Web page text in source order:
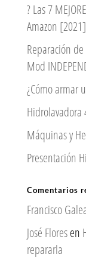
? Las 7
Amazon
Reparación
Mod
¿Cómo armar
Hidrolavadora
Máquinas y
Presentación
Comentarios
Francisco
José Floresen
repararla